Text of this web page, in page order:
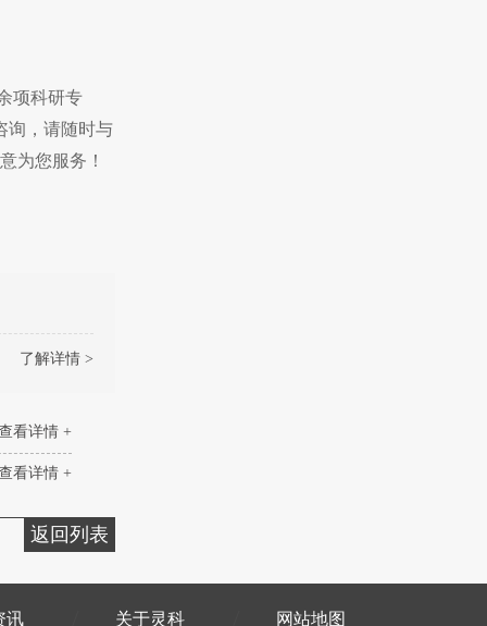
项科研专
询，请随时与
为您服务！
了解详情 >
看详情 +
看详情 +
返回列表
讯 关于灵科 网站地图